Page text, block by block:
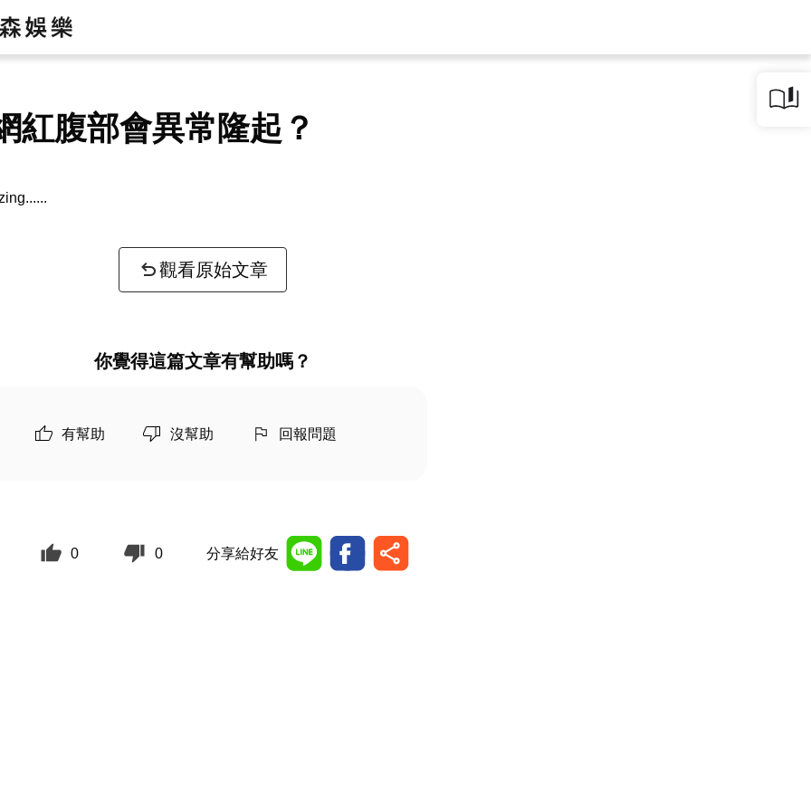
紅腹部會異常隆起？
觀看原始文章
你覺得這篇文章有幫助嗎？
有幫助 沒幫助 回報問題
0 0 分享給好友